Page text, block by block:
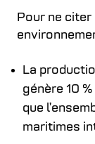
Pour ne citer
La
génère 10
que
maritimes